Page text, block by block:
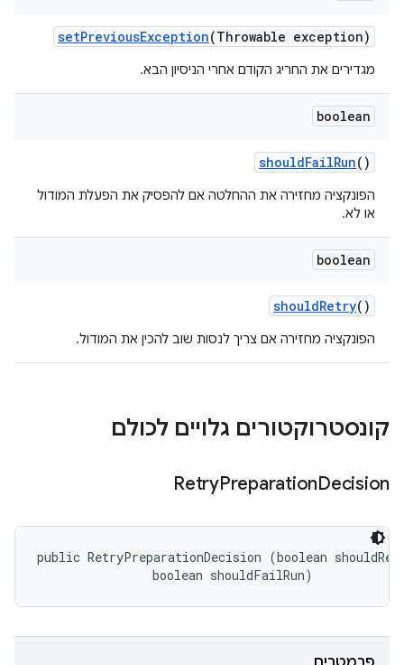
setPreviousException(Throwable exception)
מגדירים את החריג הקודם אחרי הניסיון הבא.
boolean
shouldFailRun()
הפונקציה מחזירה את ההחלטה אם להפסיק את הפעלת המודול
או לא.
boolean
shouldRetry()
הפונקציה מחזירה אם צריך לנסות שוב להכין את המודול.
קונסטרוקטורים גלויים לכולם
RetryPreparationDecision
public RetryPreparationDecision (boolean
                boolean shouldFailRun)